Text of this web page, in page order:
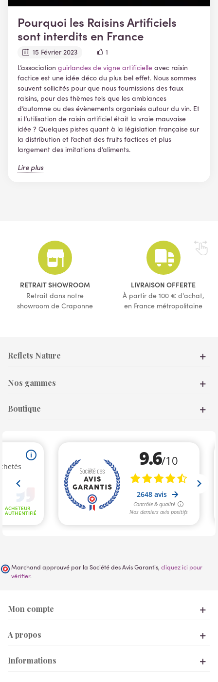
Pourquoi les Raisins Artificiels
sont interdits en France
15 Février 2023
1
L’association guirlandes de vigne artificielle avec raisin
factice est une idée déco du plus bel effet. Nous sommes
souvent sollicités pour que nous fournissions des faux
raisins, pour des thèmes tels que les ambiances
d’automne ou des évènements organisés autour du vin. Et
si l’utilisation de raisin artificiel était la vraie mauvaise
idée ? Quelques pistes quant à la législation française sur
la distribution et l’achat des fruits factices et plus
largement des imitations d’aliments.
Lire plus
RETRAIT SHOWROOM
Retrait dans notre
showroom de Craponne
LIVRAISON OFFERTE
À partir de 100 € d'achat,
en France métropolitaine
Reflets Nature
Nos gammes
Boutique
Marchand approuvé par la Société des Avis Garantis, cliquez ici pour
vérifier.
Mon compte
A propos
Informations